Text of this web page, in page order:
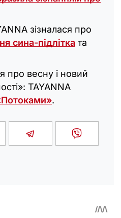
зізналася про
сина-підлітка та
про весну і новий
TAYANNA
.